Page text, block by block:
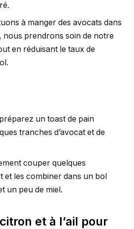
à manger des avocats dans
nous prendrons soin de notre
en réduisant le taux de
un toast de pain
tranches d’avocat et de
couper quelques
et les combiner dans un bol
un peu de miel.
et à l’ail pour